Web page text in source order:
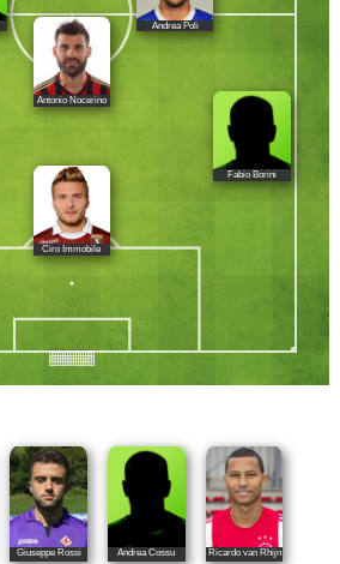
Andrea Poli
Antonio Nocerino
Fabio Borini
Ciro Immobile
Giuseppe Rossi Andrea Cossu Ricardo van Rhijn